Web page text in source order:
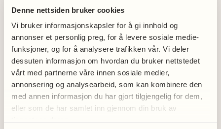
Denne nettsiden bruker cookies
Vi bruker informasjonskapsler for å gi innhold og
annonser et personlig preg, for å levere sosiale medie-
funksjoner, og for å analysere trafikken vår. Vi deler
dessuten informasjon om hvordan du bruker nettstedet
vårt med partnerne våre innen sosiale medier,
annonsering og analysearbeid, som kan kombinere den
med annen informasjon du har gjort tilgjengelig for dem,
eller som de har samlet inn gjennom din bruk av
i
n
j
n
,
N
a
Nasjonalforeningens
demenslinje
Har du spørsmål eller bekymringer knyttet